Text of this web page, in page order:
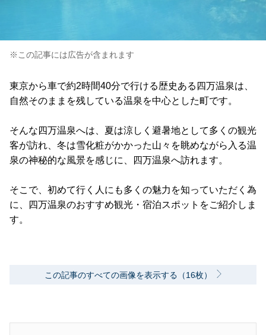
※この記事には広告が含まれます
東京から車で約2時間40分で行ける歴史ある四万温泉は、
自然そのままを残している温泉を中心とした町です。
そんな四万温泉へは、夏は涼しく避暑地として多くの観光
客が訪れ、冬は雪化粧がかかった山々を眺めながら入る温
泉の神秘的な風景を感じに、四万温泉へ訪れます。
そこで、初めて行く人にも多くの魅力を知っていただく為
に、四万温泉のおすすめ観光・宿泊スポットをご紹介しま
す。
この記事のすべての画像を表示する（16枚）